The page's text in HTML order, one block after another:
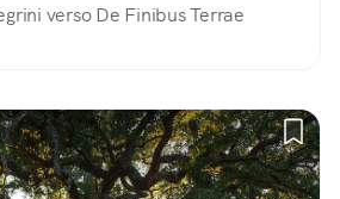
verso De Finibus Terrae